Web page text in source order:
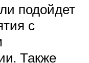
подойдет
с
Также